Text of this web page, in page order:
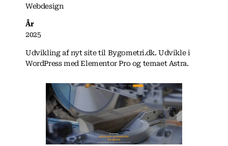
Webdesign
År
2025
Udvikling af nyt site til Bygometri.dk. Udvikle i
WordPress med Elementor Pro og temaet Astra.